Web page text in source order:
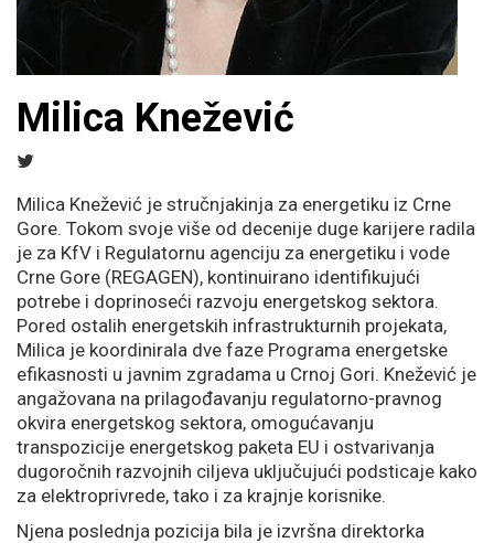
Milica Knežević
Milica Knežević je stručnjakinja za energetiku iz Crne
Gore. Tokom svoje više od decenije duge karijere radila
je za KfV i Regulatornu agenciju za energetiku i vode
Crne Gore (REGAGEN), kontinuirano identifikujući
potrebe i doprinoseći razvoju energetskog sektora.
Pored ostalih energetskih infrastrukturnih projekata,
Milica je koordinirala dve faze Programa energetske
efikasnosti u javnim zgradama u Crnoj Gori. Knežević je
angažovana na prilagođavanju regulatorno-pravnog
okvira energetskog sektora, omogućavanju
transpozicije energetskog paketa EU i ostvarivanja
dugoročnih razvojnih ciljeva uključujući podsticaje kako
za elektroprivrede, tako i za krajnje korisnike.
Njena poslednja pozicija bila je izvršna direktorka